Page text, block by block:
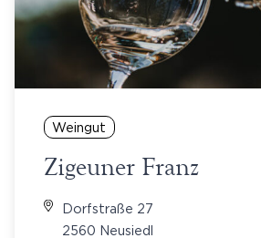
Weingut
Zigeuner Franz
Dorfstraße 27
2560 Neusiedl